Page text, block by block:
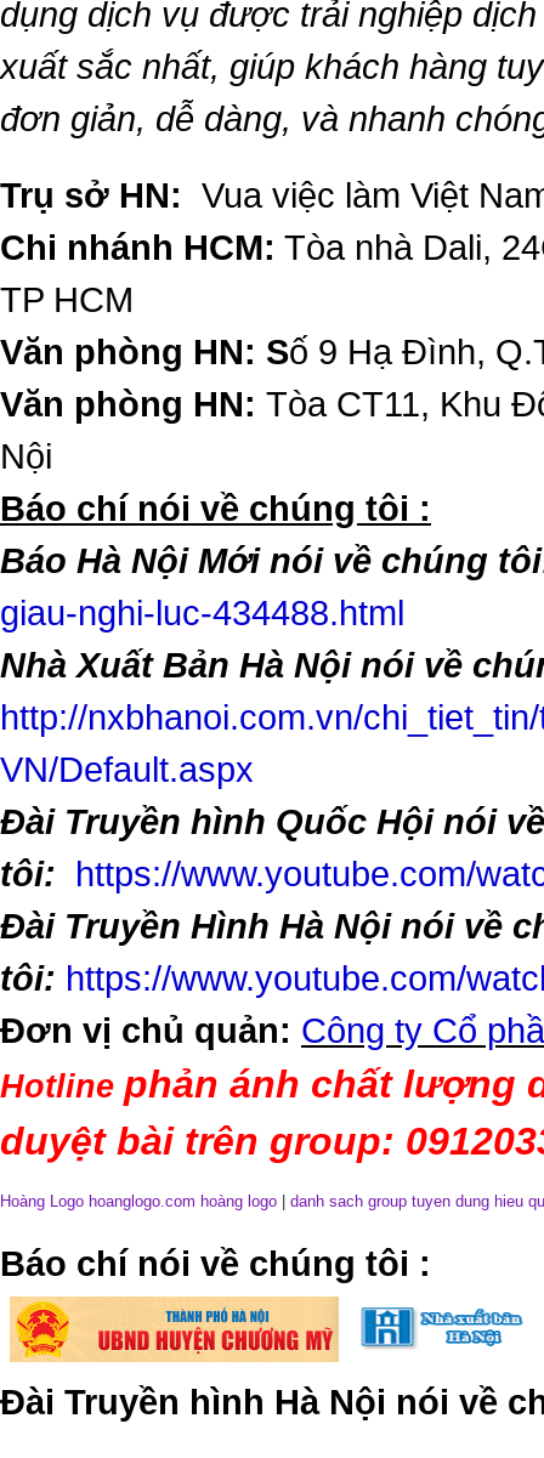
dụng dịch vụ được trải nghiệp
xuất sắc nhất, giúp khách hàng
đơn giản, dễ dàng, và nhanh
Trụ sở HN: Vua việc làm Việt
Chi nhánh HCM: Tòa nhà Dali,
TP HCM
Văn phòng HN: Số 9 Hạ Đình,
Văn phòng HN: Tòa CT11, Khu
Nội
​Báo chí nói về chúng tôi :
Báo Hà Nội Mới nói về chúng
giau-nghi-luc-434488.html
Nhà Xuất Bản Hà Nội nói về
http://nxbhanoi.com.vn/
VN/Default.aspx
Đài Truyền hình Quốc Hội nói
tôi:
https://www.youtube.com/
Đài Truyền Hình Hà Nội nói về
tôi: https://www.youtube.com/
Đơn vị chủ quản: Công ty Cổ
Hotline phản ánh chất lượng
duyệt bài trên group:
Hoàng Logo hoanglogo.com hoàng logo danh sach group tuyen dung hieu
​Báo chí nói về chúng tôi :
Đài Truyền hình Hà Nội nói về